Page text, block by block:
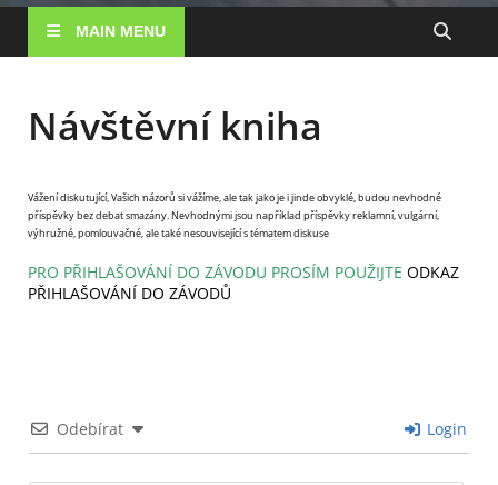
MAIN MENU
Návštěvní kniha
Vážení diskutující, Vašich názorů si vážíme, ale tak jako je i jinde obvyklé, budou nevhodné
příspěvky bez debat smazány. Nevhodnými jsou například příspěvky reklamní, vulgární,
výhružné, pomlouvačné, ale také nesouvisející s tématem diskuse
PRO PŘIHLAŠOVÁNÍ DO ZÁVODU PROSÍM POUŽIJTE ODKAZ
PŘIHLAŠOVÁNÍ DO ZÁVODŮ
Odebírat Login